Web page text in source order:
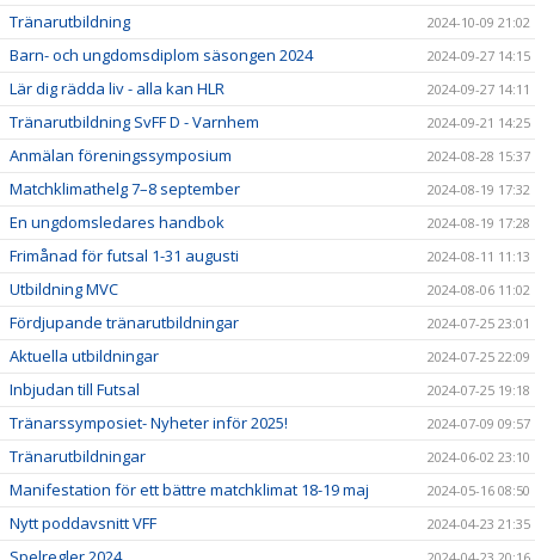
Tränarutbildning 2024-10-09 21:02
Barn- och ungdomsdiplom säsongen 2024 2024-09-27 14:15
Lär dig rädda liv - alla kan HLR 2024-09-27 14:11
Tränarutbildning SvFF D - Varnhem 2024-09-21 14:25
Anmälan föreningssymposium 2024-08-28 15:37
Matchklimathelg 7–8 september 2024-08-19 17:32
En ungdomsledares handbok 2024-08-19 17:28
Frimånad för futsal 1-31 augusti 2024-08-11 11:13
Utbildning MVC 2024-08-06 11:02
Fördjupande tränarutbildningar 2024-07-25 23:01
Aktuella utbildningar 2024-07-25 22:09
Inbjudan till Futsal 2024-07-25 19:18
Tränarssymposiet- Nyheter inför 2025! 2024-07-09 09:57
Tränarutbildningar 2024-06-02 23:10
Manifestation för ett bättre matchklimat 18-19 maj 2024-05-16 08:50
Nytt poddavsnitt VFF 2024-04-23 21:35